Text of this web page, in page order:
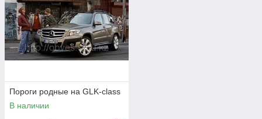
Пороги родные на GLK-class
В наличии